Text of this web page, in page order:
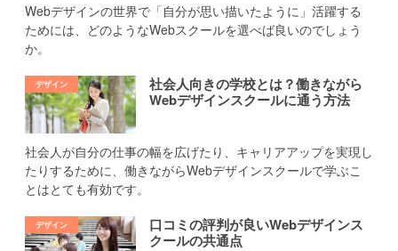
Webデザインの世界で「自分が思い描いたように」活躍する
ためには、どのようなWebスクールを選べば良いのでしょう
か。
社会人向きの学校とは？働きながら
Webデザインスクールに通う方法
社会人が自分の仕事の幅を広げたり、キャリアアップを実現し
たりするために、働きながらWebデザインスクールで学ぶこ
とはとても有効です。
口コミの評判が良いWebデザインス
クールの共通点